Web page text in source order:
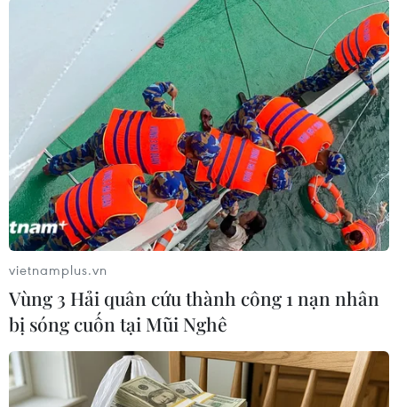
#COVID-19
#Học theo hình thức trực tuyến
TP. Cần Thơ
Theo dõi VietnamPlus
vietnamplus.vn
Vùng 3 Hải quân cứu thành công 1 nạn nhân
bị sóng cuốn tại Mũi Nghê